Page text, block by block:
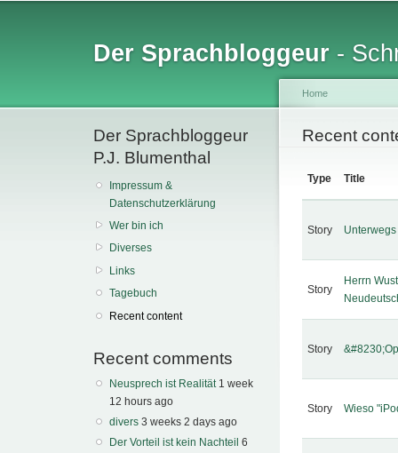
Der Sprachbloggeur -
Der Sprachbloggeur
P.J. Blumenthal
Impressum &
Datenschutzerklärung
Wer bin ich
Diverses
Links
Tagebuch
Recent content
Recent comments
Neusprech ist Realität 1 week
12 hours ago
divers 3 weeks 2 days ago
Der Vorteil ist kein Nachteil 6
You are
Home
Recent
Type Title
Story
Story
Herrn
Story
Story Wieso